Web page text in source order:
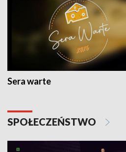
Sera warte
SPOŁECZEŃSTWO